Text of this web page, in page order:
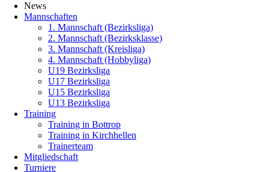
überspringen
News
Mannschaften
1. Mannschaft (Bezirksliga)
2. Mannschaft (Bezirksklasse)
3. Mannschaft (Kreisliga)
4. Mannschaft (Hobbyliga)
U19 Bezirksliga
U17 Bezirksliga
U15 Bezirksliga
U13 Bezirksliga
Training
Training in Bottrop
Training in Kirchhellen
Trainerteam
Mitgliedschaft
Turniere